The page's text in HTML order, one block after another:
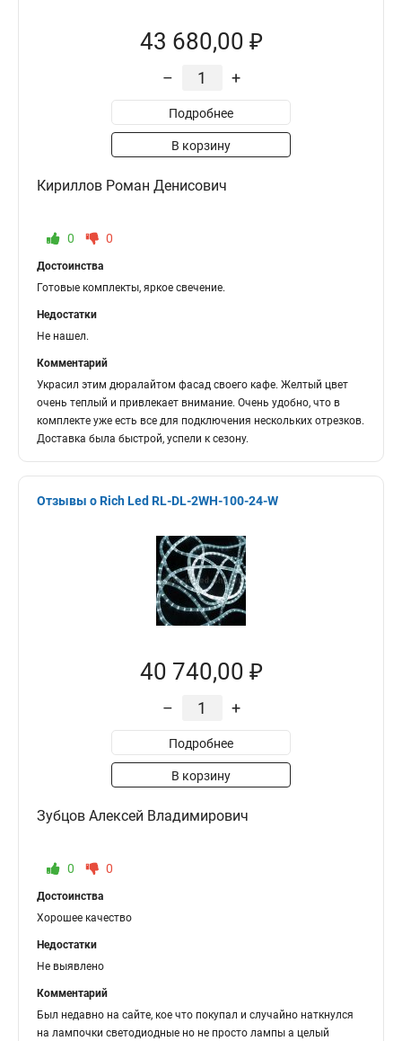
43 680,00 ₽
– +
Подробнее
В корзину
Кириллов Роман Денисович
0 0
Достоинства
Готовые комплекты, яркое свечение.
Недостатки
Не нашел.
Комментарий
Украсил этим дюралайтом фасад своего кафе. Желтый цвет
очень теплый и привлекает внимание. Очень удобно, что в
комплекте уже есть все для подключения нескольких отрезков.
Доставка была быстрой, успели к сезону.
Отзывы о Rich Led RL-DL-2WH-100-24-W
40 740,00 ₽
– +
Подробнее
В корзину
Зубцов Алексей Владимирович
0 0
Достоинства
Хорошее качество
Недостатки
Не выявлено
Комментарий
Был недавно на сайте, кое что покупал и случайно наткнулся
на лампочки светодиодные но не просто лампы а целый